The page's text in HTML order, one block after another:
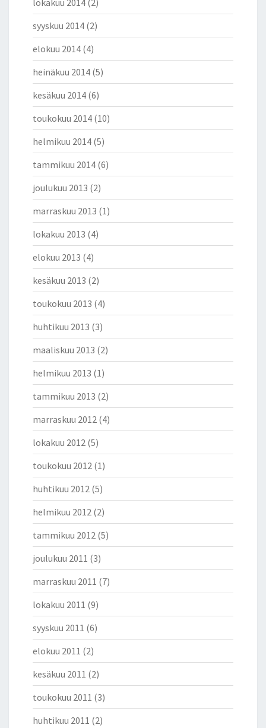
O
–
I
E
R
A
L
M
R
L
N
syyskuu 2014 (2)
elokuu 2014 (4)
heinäkuu 2014 (5)
kesäkuu 2014 (6)
toukokuu 2014 (10)
helmikuu 2014 (5)
tammikuu 2014 (6)
joulukuu 2013 (2)
marraskuu 2013 (1)
lokakuu 2013 (4)
elokuu 2013 (4)
kesäkuu 2013 (2)
toukokuu 2013 (4)
huhtikuu 2013 (3)
maaliskuu 2013 (2)
helmikuu 2013 (1)
tammikuu 2013 (2)
marraskuu 2012 (4)
lokakuu 2012 (5)
toukokuu 2012 (1)
huhtikuu 2012 (5)
helmikuu 2012 (2)
tammikuu 2012 (5)
joulukuu 2011 (3)
marraskuu 2011 (7)
lokakuu 2011 (9)
syyskuu 2011 (6)
elokuu 2011 (2)
kesäkuu 2011 (2)
toukokuu 2011 (3)
huhtikuu 2011 (2)